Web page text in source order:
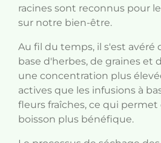
racines sont reconnus pour
sur notre bien-être.
Au fil du temps, il s'est avéré
base d'herbes, de graines et
une concentration plus
actives que les infusions à
fleurs fraîches, ce qui
boisson plus bénéfique.